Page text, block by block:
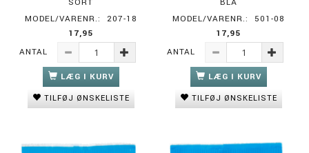
MODEL/VARENR.:
207-18
17,95
ANTAL
LÆG I KURV
TILFØJ ØNSKELISTE
MODEL/VARENR.:
501-08
17,95
ANTAL
LÆG I KURV
TILFØJ ØNSKELISTE